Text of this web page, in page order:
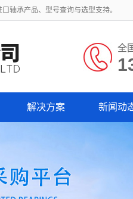
轴承产品、型号查询与选型支持。
全
解决方案 新闻动